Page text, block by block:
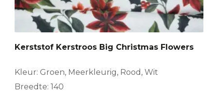
Kerststof Kerstroos Big Christmas Flowers
Kleur: Groen, Meerkleurig, Rood, Wit
Breedte: 140